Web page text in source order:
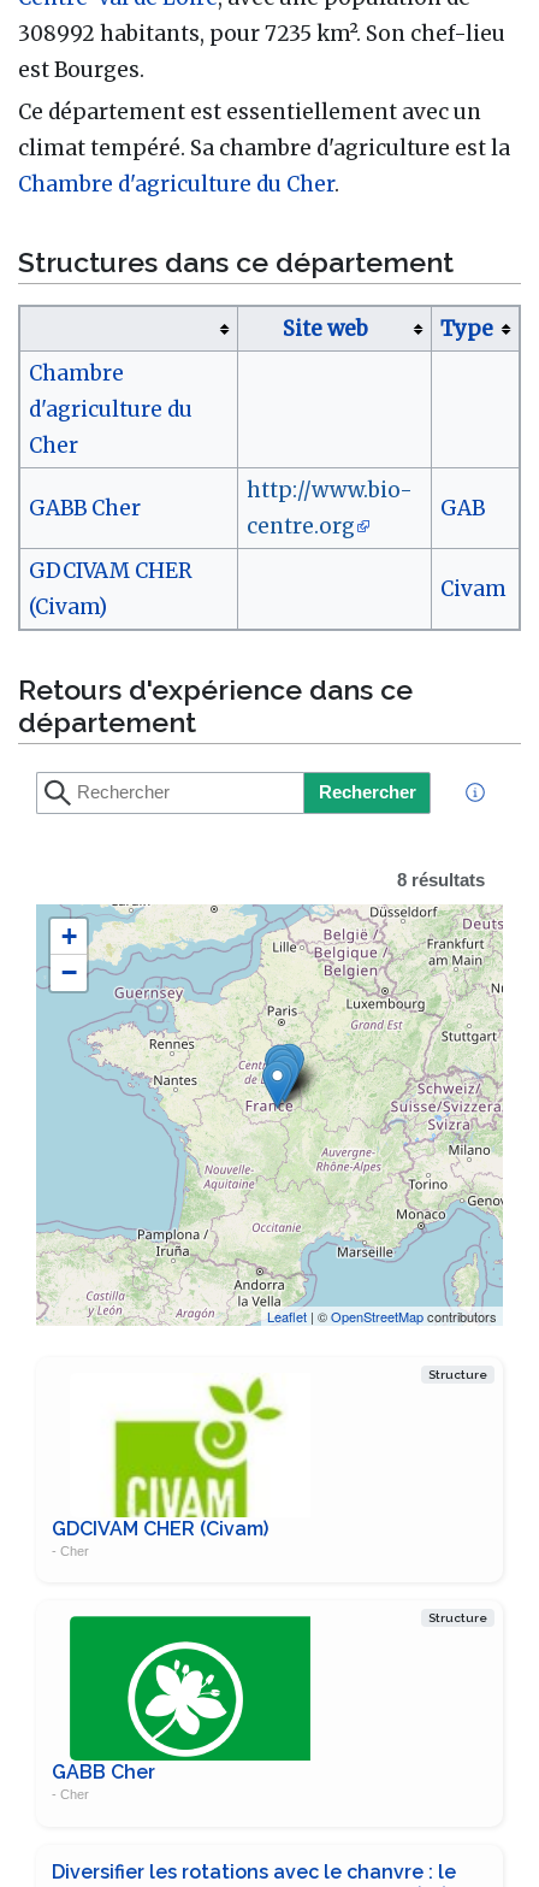
308992 habitants, pour 7235 km². Son chef-lieu
est Bourges.
Ce département est essentiellement avec un
climat tempéré. Sa chambre d'agriculture est la
Chambre d'agriculture du Cher.
Structures dans ce département
Site web
Type
Chambre
d'agriculture du
Cher
GABB Cher
http://www.bio-
centre.org
GAB
GDCIVAM CHER
(Civam)
Civam
Retours d'expérience dans ce
département
Rechercher
8 résultats
+
−
Leaflet | ©OpenStreetMapcontributors
Structure
GDCIVAM CHER (Civam)
- Cher
Structure
GABB Cher
- Cher
Diversifier les rotations avec le chanvre : le